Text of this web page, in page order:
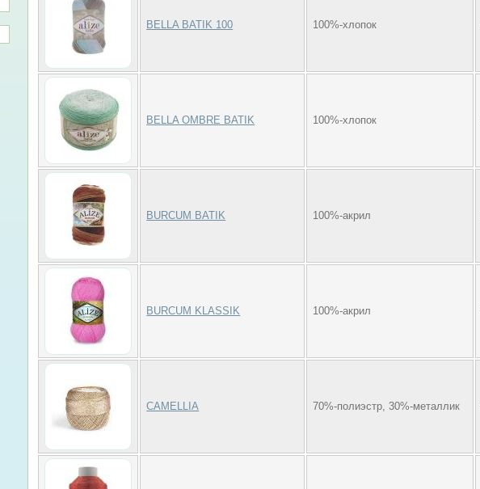
BELLA BATIK 100 100%-хлопок
BELLA OMBRE BATIK 100%-хлопок
BURCUM BATIK 100%-акрил
BURCUM KLASSIK 100%-акрил
CAMELLIA 70%-полиэстр, 30%-металлик